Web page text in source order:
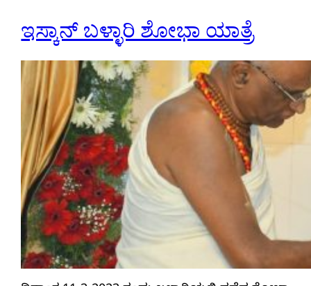
ಇಸ್ಕಾನ್ ಬಳ್ಳಾರಿ ಶೋಭಾ ಯಾತ್ರೆ